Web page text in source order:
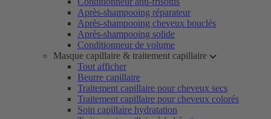
Après-shampooing réparateur
Après-shampooing cheveux bouclés
Après-shampooing solide
Conditionneur de volume
Masque capillaire & traitement capillaire
Tout afficher
Beurre capillaire
Traitement capillaire pour cheveux secs
Traitement capillaire pour cheveux colorés
Soin capillaire hydratation